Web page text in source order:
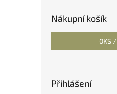
Nákupní košík
0KS /
Přihlášení